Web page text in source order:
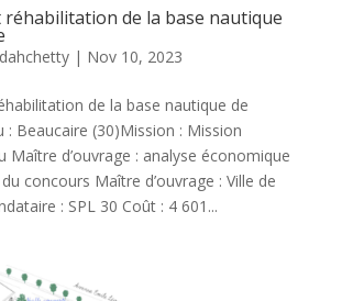
réhabilitation de la base nautique
| Nov 10, 2023
de la base nautique de
: Beaucaire (30)Mission : Mission
Maître d’ouvrage : analyse économique
concours Maître d’ouvrage : Ville de
: SPL 30 Coût : 4 601...